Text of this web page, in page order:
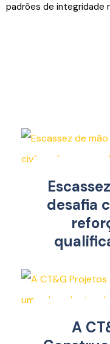
padrões de integridade
desafia
A